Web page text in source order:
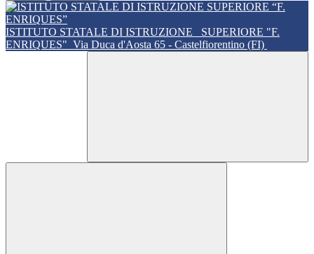
ISTITUTO STATALE DI ISTRUZIONE
SUPERIORE "F.
ENRIQUES" Via Duca d'Aosta 65 - Castelfiorentino (FI)